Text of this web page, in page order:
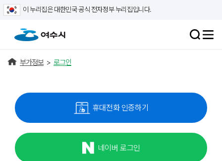
이 누리집은 대한민국 공식 전자정부 누리집입니다.
부가정보 > 로그인
휴대전화 인증하기
네이버 로그인